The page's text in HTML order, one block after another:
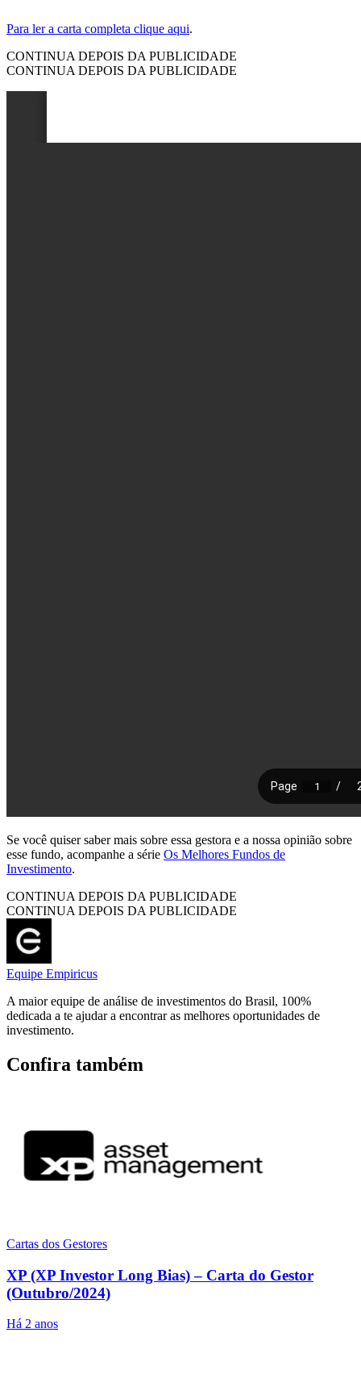
Para ler a carta completa clique aqui.
CONTINUA DEPOIS DA PUBLICIDADE
CONTINUA DEPOIS DA PUBLICIDADE
Se você quiser saber mais sobre essa gestora e a nossa opinião sobre
esse fundo, acompanhe a série Os Melhores Fundos de
Investimento.
CONTINUA DEPOIS DA PUBLICIDADE
CONTINUA DEPOIS DA PUBLICIDADE
Equipe Empiricus
A maior equipe de análise de investimentos do Brasil, 100%
dedicada a te ajudar a encontrar as melhores oportunidades de
investimento.
Confira também
Cartas dos Gestores
XP (XP Investor Long Bias) – Carta do Gestor
(Outubro/2024)
Há 2 anos